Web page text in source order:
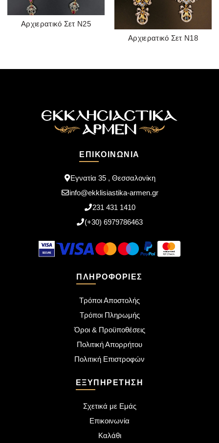
READ MORE
Αρχιερατικό Σετ Ν25
READ MORE
Αρχιερατικό Σετ Ν18
ΕΠΙΚΟΙΝΩΝΊΑ
Εγνατία 35 , Θεσσαλονίκη
info@ekklisiastika-armen.gr
231 431 1410
(+30) 6979786463
ΠΛΗΡΟΦΟΡΊΕΣ
Τρόποι Αποστολής
Τρόποι Πληρωμής
Όροι & Προϋποθέσεις
Πολιτική Απορρήτου
Πολιτική Επιστροφών
ΕΞΥΠΗΡΈΤΗΣΗ
Σχετικά με Εμάς
Επικοινωνία
Καλάθι